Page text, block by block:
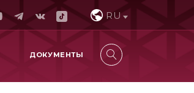
RU
ДОКУМЕНТЫ